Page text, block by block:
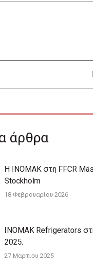
άρθρα
Η INOMAK στη FFCR
Stockholm
18 Φεβρουαρίου 2026
ΙΝΟΜΑΚ Refrigerators
2025.
27 Μαρτίου 2025